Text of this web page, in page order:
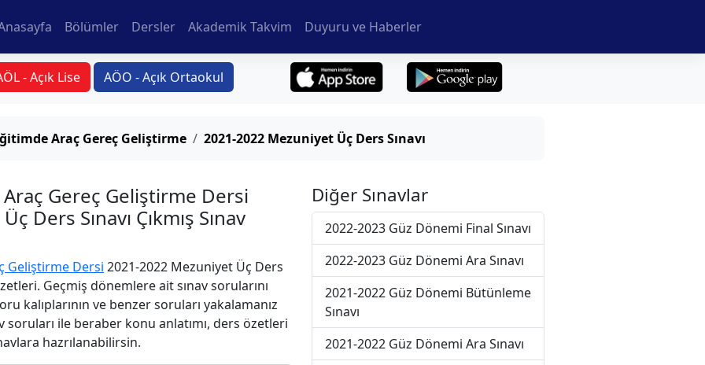
Bölümler Dersler Akademik Takvim Duyuru ve Haberler
- Açık Lise AÖO - Açık Ortaokul
Araç Gereç Geliştirme 2021-2022 Mezuniyet Üç Ders Sınavı
Gereç Geliştirme Dersi
Ders Sınavı Çıkmış Sınav
Geliştirme Dersi 2021-2022 Mezuniyet Üç Ders
Geçmiş dönemlere ait sınav sorularını
kalıplarının ve benzer soruları yakalamanız
soruları ile beraber konu anlatımı, ders özetleri
hazrılanabilirsin.
Diğer Sınavlar
2022-2023 Güz Dönemi Final Sınavı
2022-2023 Güz Dönemi Ara Sınavı
2021-2022 Güz Dönemi Bütünleme
Sınavı
2021-2022 Güz Dönemi Ara Sınavı